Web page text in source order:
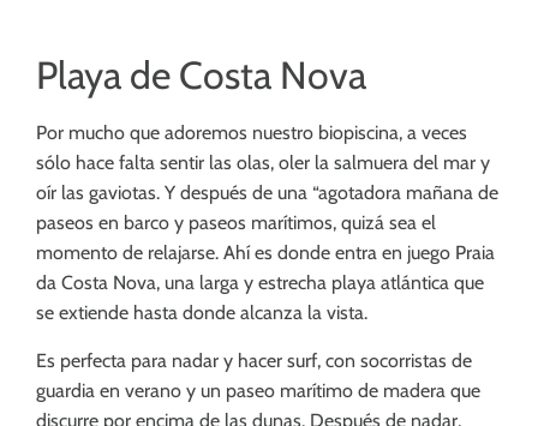
Playa de Costa Nova
Por mucho que adoremos nuestro biopiscina, a veces
sólo hace falta sentir las olas, oler la salmuera del mar y
oír las gaviotas. Y después de una “agotadora mañana de
paseos en barco y paseos marítimos, quizá sea el
momento de relajarse. Ahí es donde entra en juego Praia
da Costa Nova, una larga y estrecha playa atlántica que
se extiende hasta donde alcanza la vista.
Es perfecta para nadar y hacer surf, con socorristas de
guardia en verano y un paseo marítimo de madera que
discurre por encima de las dunas. Después de nadar,